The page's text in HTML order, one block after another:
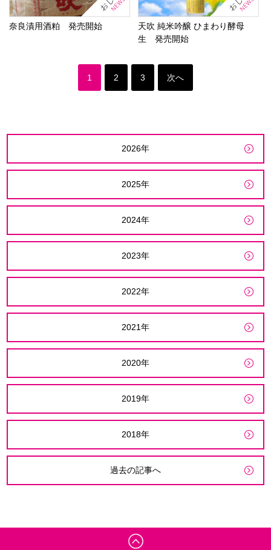
奈良漬用酒粕 発売開始
天吹 純米吟醸 ひまわり酵母
生 発売開始
1 2 3 次へ
2026年
2025年
2024年
2023年
2022年
2021年
2020年
2019年
2018年
過去の記事へ